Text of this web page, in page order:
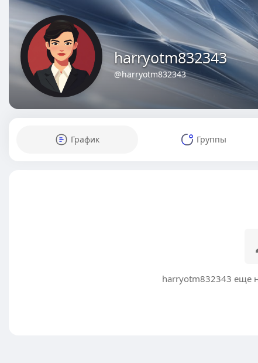
harryotm832343
@harryotm832343
График Группы
harryotm832343 еще